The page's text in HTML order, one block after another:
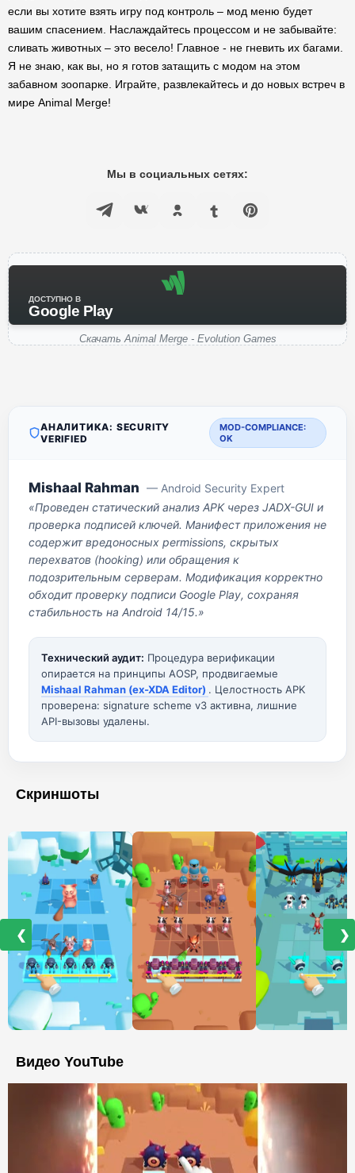
если вы хотите взять игру под контроль – мод меню будет
вашим спасением. Наслаждайтесь процессом и не забывайте:
сливать животных – это весело! Главное - не гневить их багами.
Я не знаю, как вы, но я готов затащить с модом на этом
забавном зоопарке. Играйте, развлекайтесь и до новых встреч в
мире Animal Merge!
Мы в социальных сетях:
ДОСТУПНО В
Google Play
Скачать Animal Merge - Evolution Games
АНАЛИТИКА: SECURITY
VERIFIED
MOD-COMPLIANCE:
OK
Mishaal Rahman — Android Security Expert
«Проведен статический анализ APK через JADX-GUI и
проверка подписей ключей. Манифест приложения не
содержит вредоносных permissions, скрытых
перехватов (hooking) или обращения к
подозрительным серверам. Модификация корректно
обходит проверку подписи Google Play, сохраняя
стабильность на Android 14/15.»
Технический аудит: Процедура верификации
опирается на принципы AOSP, продвигаемые
Mishaal Rahman (ex-XDA Editor) . Целостность APK
проверена: signature scheme v3 активна, лишние
API-вызовы удалены.
Скриншоты
❮ ❯
Видео YouTube